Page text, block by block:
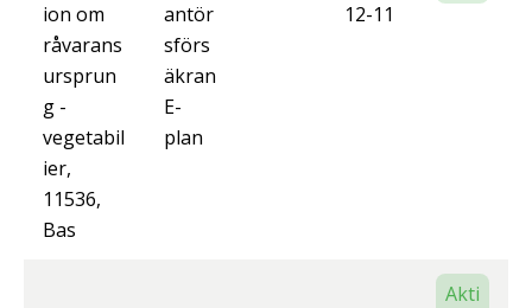
ion om
råvarans
ursprun
g -
vegetabil
ier,
11536,
Bas
antör
sförs
äkran
E-
plan
12-11
Akti